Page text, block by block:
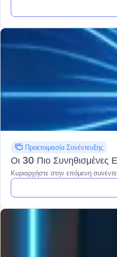
Προετοιμασία Συνέντευξης
Οι 30 Πιο Συνηθισμένες
Κυριαρχήστε στην επόμενη